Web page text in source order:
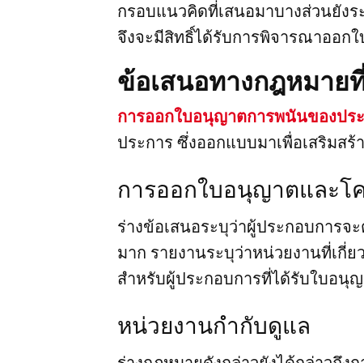
กรอบแนวคิดที่เสนอมาบางส่วนยัง
จึงจะมีสิทธิ์ได้รับการพิจารณาออก
ข้อเสนอทางกฎหมา
การออกใบอนุญาตการพนันของปร
ประการ ซึ่งออกแบบมาเพื่อเสริมส
การออกใบอนุญาตและโ
ร่างข้อเสนอระบุว่าผู้ประกอบการ
มาก รายงานระบุว่าหน่วยงานที่เ
สำหรับผู้ประกอบการที่ได้รับใบอนุ
หน่วยงานกำกับดูแล